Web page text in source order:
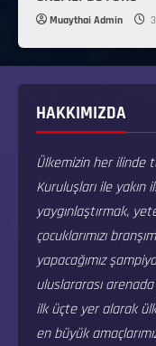
Muaythai Admin
HAKKIMIZDA
Ülkemizin her ilinde
Kuruluşları ile
yaygınlaştırmak,
çocuklarımızı
yapacağımız
uluslararası
ilk üçte yer alarak
en büyük